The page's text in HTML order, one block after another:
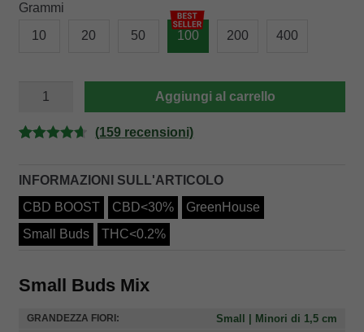
Grammi
10
20 50 100 200 400
BUDS
quantità
Aggiungi al carrello
4.67su 5
recensioni
(159 recensioni)
INFORMAZIONI SULL'ARTICOLO
CBD BOOST
CBD<30%
GreenHouse
Small Buds
THC<0.2%
Small Buds Mix
GRANDEZZA FIORI: Small | Minori di 1,5 cm